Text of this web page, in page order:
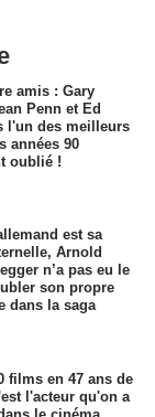
amis : Gary
Penn et Ed
l'un des meilleurs
années 90
oublié !
est sa
Arnold
n’a pas eu le
son propre
dans la saga
films en 47 ans de
l'acteur qu'on a